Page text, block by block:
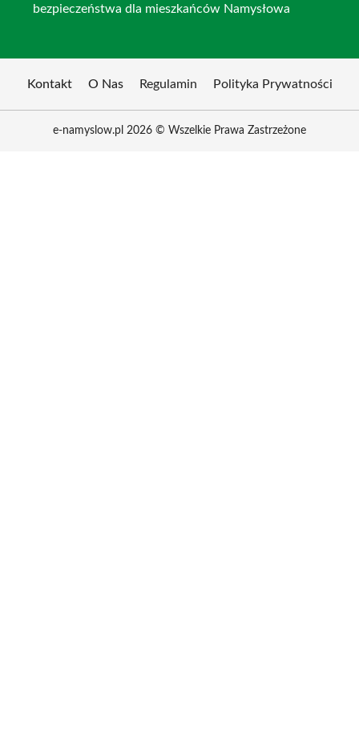
bezpieczeństwa dla mieszkańców Namysłowa
Kontakt O Nas Regulamin Polityka Prywatności
e-namyslow.pl 2026 © Wszelkie Prawa Zastrzeżone